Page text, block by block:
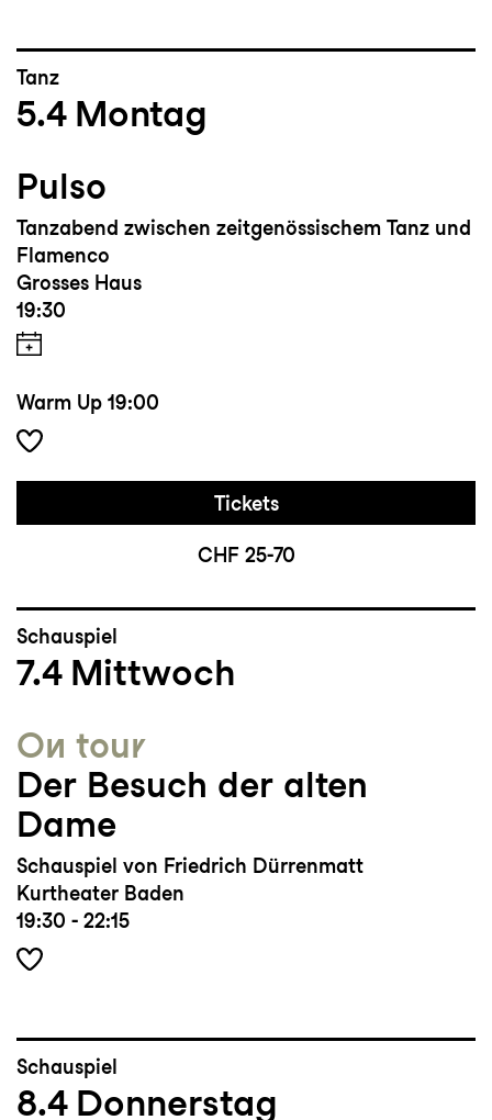
Tanz
5.4 Montag
Pulso
Tanzabend zwischen zeitgenössischem Tanz und
Flamenco
Grosses Haus
19:30
Warm Up 19:00
Tickets
CHF 25-70
Schauspiel
7.4 Mittwoch
On tour
Der Besuch der alten
Dame
Schauspiel von Friedrich Dürrenmatt
Kurtheater Baden
19:30 - 22:15
Schauspiel
8.4 Donnerstag